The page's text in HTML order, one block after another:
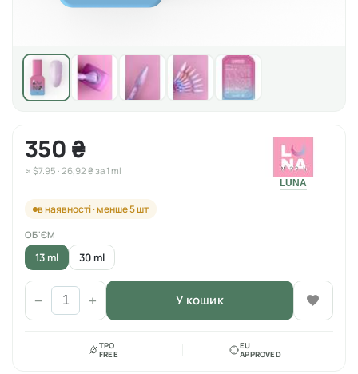
350 ₴
≈ $7.95 · 26,92 ₴ за 1 ml
LUNA
в наявності · менше 5 шт
ОБ'ЄМ
13 ml 30 ml
− + У кошик
TPO
FREE
EU
APPROVED